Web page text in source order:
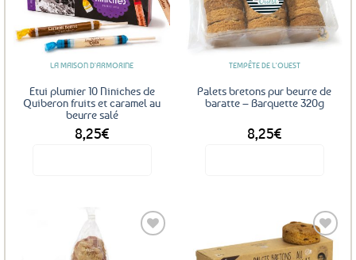
Ajouter
aux
favoris
LA MAISON D'ARMORINE
Etui plumier 10 Niniches de
Quiberon fruits et caramel au
beurre salé
8,25€
Ajouter
aux
favoris
TEMPÊTE DE L'OUEST
Palets bretons pur beurre de
baratte – Barquette 320g
8,25€